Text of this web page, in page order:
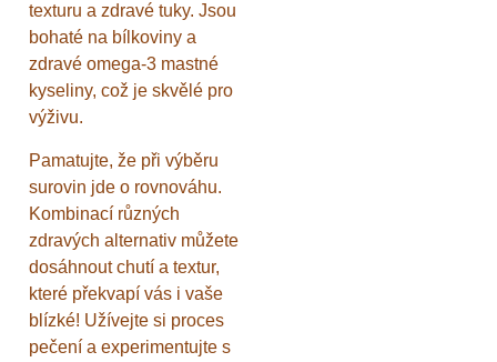
texturu a zdravé tuky. Jsou
bohaté na bílkoviny a
zdravé omega-3 mastné
kyseliny, což je skvělé pro
výživu.
Pamatujte, že při výběru
surovin jde o rovnováhu.
Kombinací různých
zdravých alternativ můžete
dosáhnout chutí a textur,
které překvapí vás i vaše
blízké! Užívejte si proces
pečení a experimentujte s